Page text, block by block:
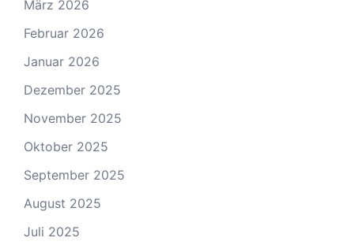
März 2026
Februar 2026
Januar 2026
Dezember 2025
November 2025
Oktober 2025
September 2025
August 2025
Juli 2025